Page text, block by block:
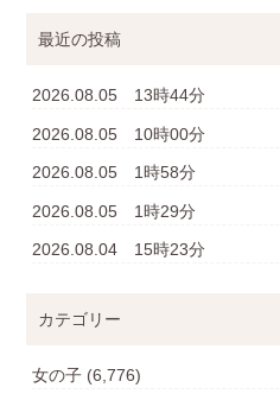
最近の投稿
2026.08.05 13時44分
2026.08.05 10時00分
2026.08.05 1時58分
2026.08.05 1時29分
2026.08.04 15時23分
カテゴリー
女の子 (6,776)